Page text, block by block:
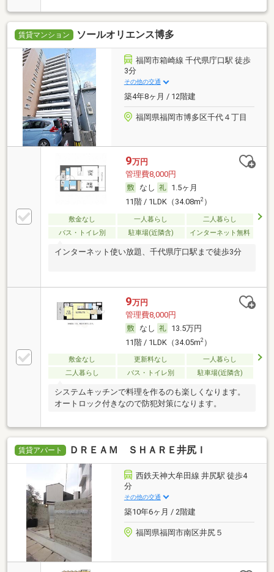
賃貸マンション ソールオリエンス博多
福岡市箱崎線 千代県庁口駅 徒歩
3分
その他の交通
築4年8ヶ月 / 12階建
福岡県福岡市博多区千代４丁目
9万円
管理費8,000円
なし
1.5ヶ月
11階 / 1LDK（34.08m2）
敷金なし 一人暮らし
二人暮らし
バス・トイレ別
駐車場(近隣含) インターネット無料
インターネット使い放題、千代県庁口駅まで徒歩3分
9万円
管理費8,000円
なし
13.5万円
11階 / 1LDK（34.05m2）
敷金なし 更新料なし
一人暮らし
二人暮らし
バス・トイレ別 駐車場(近隣含)
システムキッチンで料理を作るのも楽しくなります。
オートロック付きなので防犯対策になります。
賃貸アパート ＤＲＥＡＭ ＳＨＡＲＥ井尻Ｉ
西鉄天神大牟田線 井尻駅 徒歩4
分
その他の交通
築10年6ヶ月 / 2階建
福岡県福岡市南区井尻５